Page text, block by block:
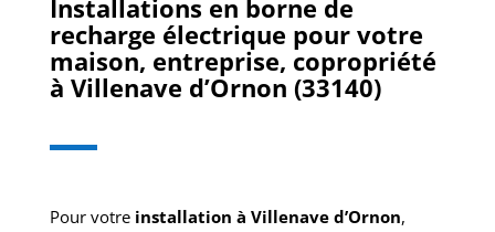
Installations en borne de
recharge électrique pour votre
maison, entreprise, copropriété
à Villenave d’Ornon (33140)
Pour votre installation à Villenave d’Ornon,